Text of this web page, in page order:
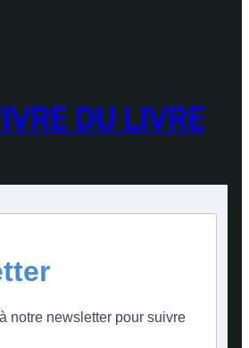
DU LIVRE
notre newsletter pour suivre